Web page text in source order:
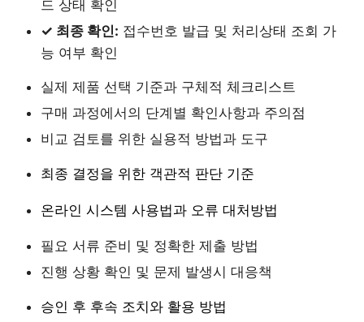
드 상태 확인
✓ 최종 확인: 접수번호 발급 및 처리상태 조회 가
능 여부 확인
실제 제품 선택 기준과 구체적 체크리스트
구매 과정에서의 단계별 확인사항과 주의점
비교 검토를 위한 실용적 방법과 도구
최종 결정을 위한 객관적 판단 기준
온라인 시스템 사용법과 오류 대처방법
필요 서류 준비 및 정확한 제출 방법
진행 상황 확인 및 문제 발생시 대응책
승인 후 후속 조치와 활용 방법